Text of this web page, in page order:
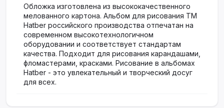
Обложка изготовлена из высококачественного
мелованного картона. Альбом для рисования ТМ
Hatber российского производства отпечатан на
современном высокотехнологичном
оборудовании и соответствует стандартам
качества. Подходит для рисования карандашами,
фломастерами, красками. Рисование в альбомах
Hatber - это увлекательный и творческий досуг
для всех.